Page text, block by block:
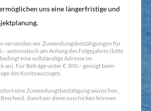
uns eine längerfristige und
versenden wir Zuwendungsbestätigungen für
automatisch am Anfang des Folgejahres (bitte
eine vollständige Adresse im
an). Für Beträge unter € 300,– genügt beim
des Kontoauszuges.
eine Zuwendungsbestätigung wünschen,
damit wir diese zuschicken können.